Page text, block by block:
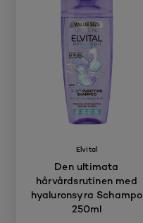
Elvital
Den ultimata
hårvårdsrutinen med
hyaluronsyra Schampo
250ml